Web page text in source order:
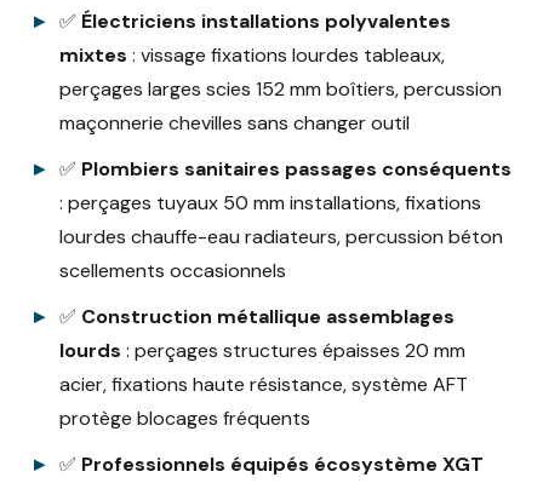
✅ Électriciens installations polyvalentes
mixtes : vissage fixations lourdes tableaux,
perçages larges scies 152 mm boîtiers, percussion
maçonnerie chevilles sans changer outil
✅ Plombiers sanitaires passages conséquents
: perçages tuyaux 50 mm installations, fixations
lourdes chauffe-eau radiateurs, percussion béton
scellements occasionnels
✅ Construction métallique assemblages
lourds : perçages structures épaisses 20 mm
acier, fixations haute résistance, système AFT
protège blocages fréquents
✅ Professionnels équipés écosystème XGT